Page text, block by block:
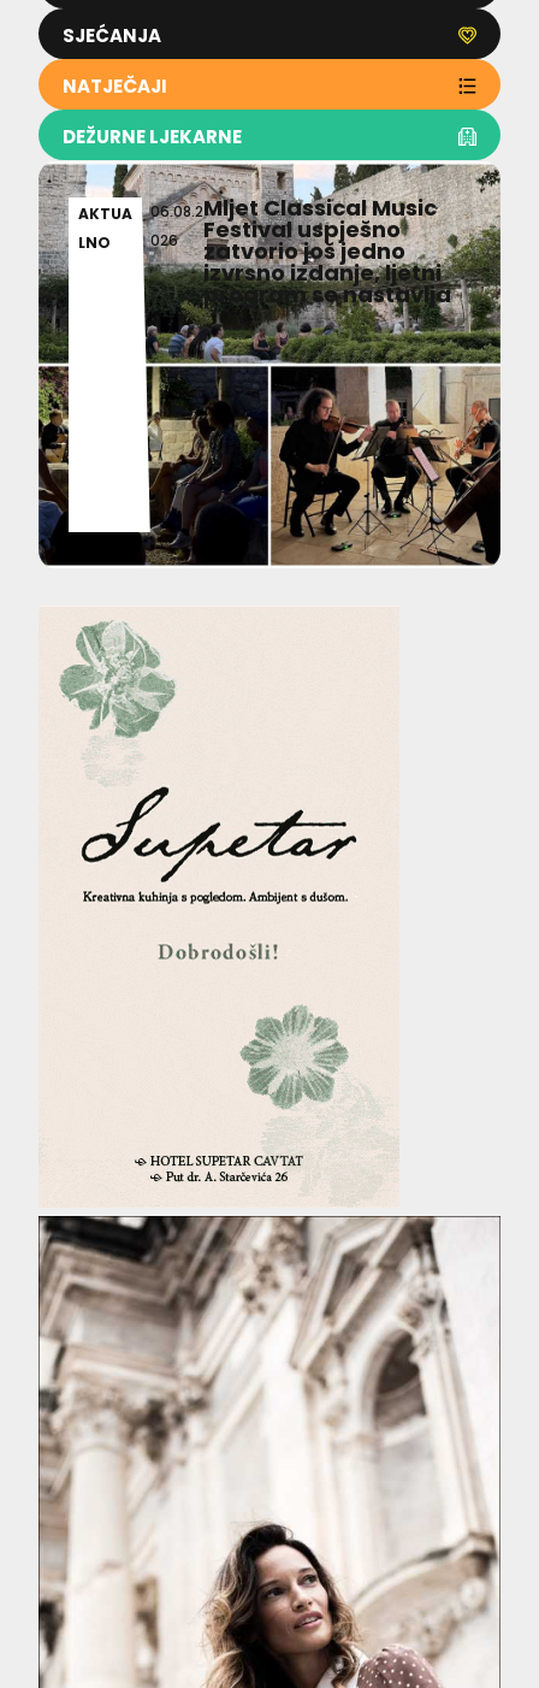
SJEĆANJA
NATJEČAJI
DEŽURNE LJEKARNE
AKTUA
LNO
06.08.2
026
Mljet Classical Music
Festival uspješno
zatvorio još jedno
izvrsno izdanje, ljetni
program se nastavlja